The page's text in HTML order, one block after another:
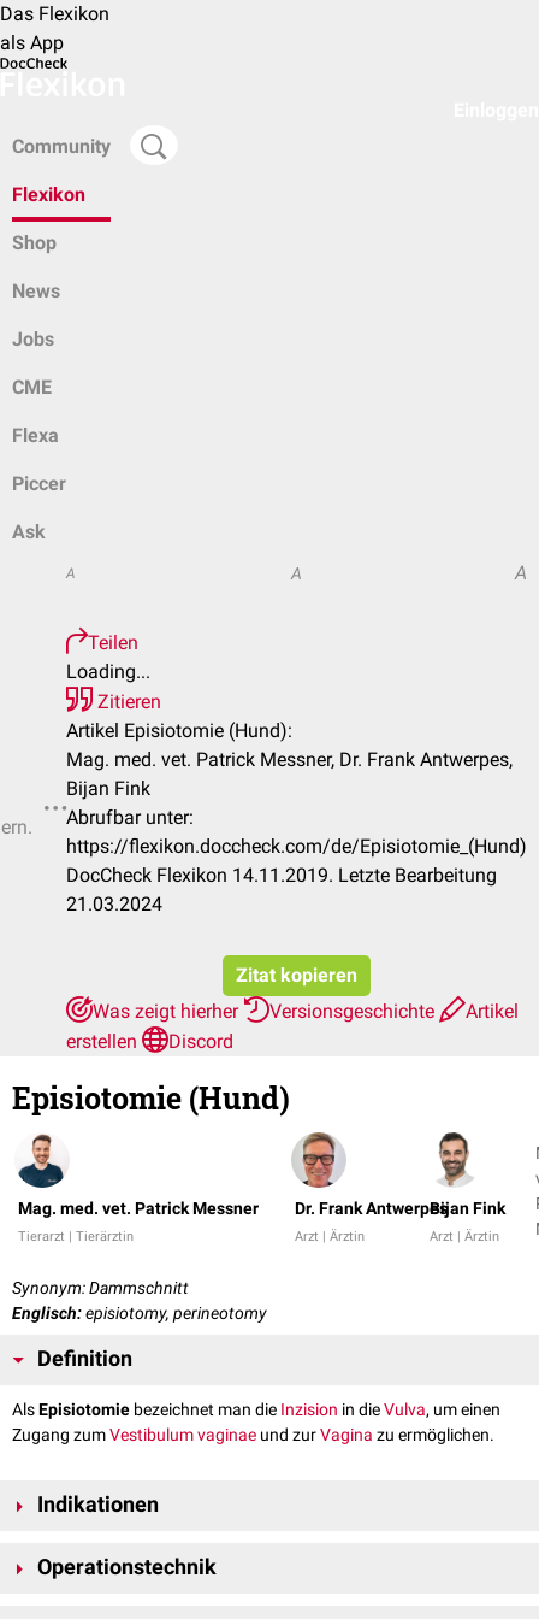
Das Flexikon
als App
Community
Flexikon
Shop
News
Jobs
CME
Flexa
Piccer
Ask
A A A
Teilen
Loading...
Zitieren
Artikel Episiotomie (Hund):
Mag. med. vet. Patrick Messner, Dr. Frank Antwerpes,
Bijan Fink
Abrufbar unter:
https://flexikon.doccheck.com/de/Episiotomie_(Hund)
DocCheck Flexikon 14.11.2019. Letzte Bearbeitung
21.03.2024
Zitat kopieren
Was zeigt hierher
Versionsgeschichte
Artikel
erstellen
Discord
Episiotomie (Hund)
Mag. med. vet. Patrick Messner
Tierarzt | Tierärztin
Dr. Frank Antwerpes
Arzt | Ärztin
Bijan Fink
Arzt | Ärztin
Synonym: Dammschnitt
Englisch:episiotomy, perineotomy
Definition
AlsEpisiotomie bezeichnet man die Inzision in dieVulva, um einen
Zugang zumVestibulum vaginae und zurVagina zu ermöglichen.
Indikationen
chirurgischeUntersuchung der Vagina
Operationstechnik